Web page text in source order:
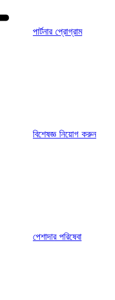
পার্টনার প্রোগ্রাম
বিশেষজ্ঞ নিয়োগ করুন
পেশাদার পরিষেবা